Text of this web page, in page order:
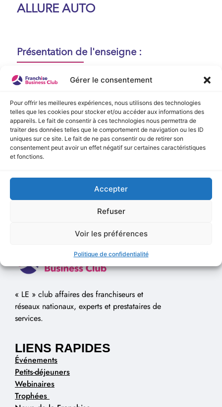
Gérer le consentement
Pour offrir les meilleures expériences, nous utilisons des technologies
telles que les cookies pour stocker et/ou accéder aux informations des
appareils. Le fait de consentir à ces technologies nous permettra de
traiter des données telles que le comportement de navigation ou les ID
uniques sur ce site. Le fait de ne pas consentir ou de retirer son
consentement peut avoir un effet négatif sur certaines caractéristiques
et fonctions.
Accepter
Refuser
Voir les préférences
Politique de confidentialité
ALLURE AUTO
Présentation de l'enseigne :
Aucune présentation n'est disponible
actuellement !
Vidéo de Présentation
Aucune vidéo disponible.
« LE » club affaires des franchiseurs et
réseaux nationaux, experts et prestataires de
services.
LIENS RAPIDES
Événements
Petits-déjeuners
Webinaires
Trophées